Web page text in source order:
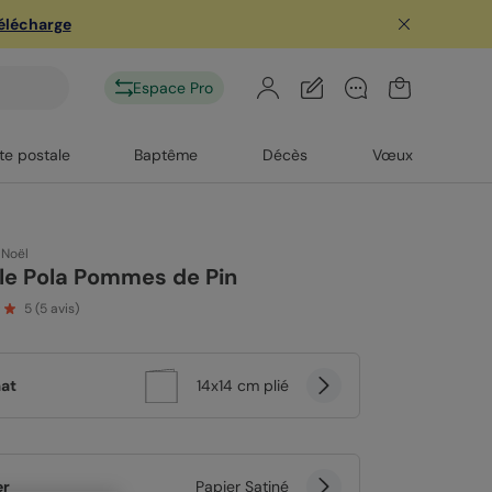
Espace Pro
postale Baptême Décès Vœux
Pola Pommes de Pin
5(5 avis)
14x14 cm plié
Papier Satiné